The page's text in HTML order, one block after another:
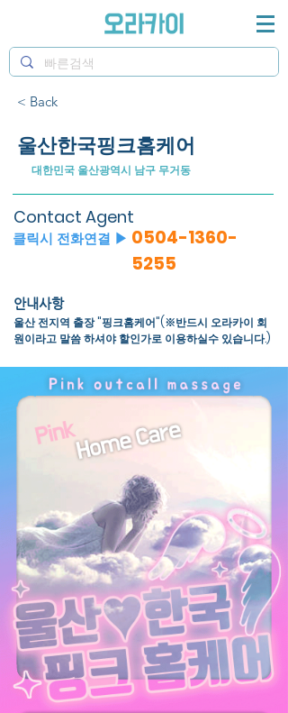
< Back
울산한국핑크홈케어
대한민국 울산광역시 남구 무거동
Contact Agent
클릭시 전화연결 ▶ 0504-1360-
5255
안내사항
울산 전지역 출장 "핑크홈케어"(※반드시 오라카이 회
원이라고 말씀 하셔야 할인가로 이용하실수 있습니다.)